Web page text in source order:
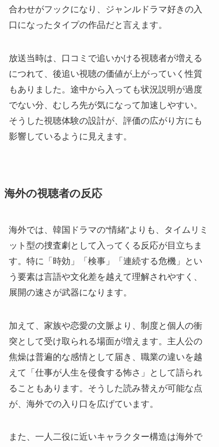
合わせがフックになり、ジャンルドラマ好きの入
口になったタイプの作品だと言えます。
放送当時は、口コミで追いかける視聴者が増える
につれて、後追い視聴の価値が上がっていく性質
もありました。途中から入っても状況説明が過度
でない分、むしろ先が気になって加速しやすい。
そうした視聴体験の設計が、評価の広がり方にも
影響しているように見えます。
海外の視聴者の反応
海外では、韓国ドラマの“情緒”よりも、タイムリミ
ット型の捜査劇として入ってくる反応が目立ちま
す。特に「時効」「検事」「連続する危機」とい
う要素は言語や文化差を越えて理解されやすく、
展開の速さが武器になります。
加えて、家族や恋愛の文脈より、制度と個人の衝
突として受け取られる場面が増えます。主人公の
焦燥は普遍的な感情として届き、職業の違いを越
えて「仕事が人生を侵食する怖さ」として語られ
ることもあります。そうした読み替えが可能な点
が、海外での入り口を広げています。
また、一人二役に近いキャラクター構造は海外で